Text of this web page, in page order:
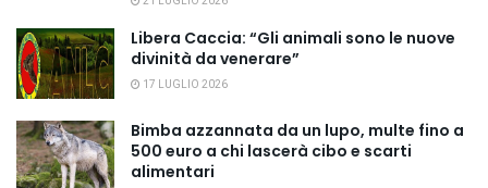
Libera Caccia: “Gli animali sono le nuove
divinità da venerare”
17 LUGLIO 2026
Bimba azzannata da un lupo, multe fino a
500 euro a chi lascerà cibo e scarti
alimentari